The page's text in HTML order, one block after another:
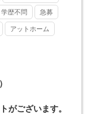
現在では全国47
パニーとして高い
（x）、Instagra
集客～予約入力ま
学歴不問 急募
アットホーム
がございます。